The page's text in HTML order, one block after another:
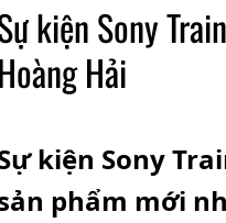
kiện Sony
Hoàng Hải
kiện Sony
phẩm mới